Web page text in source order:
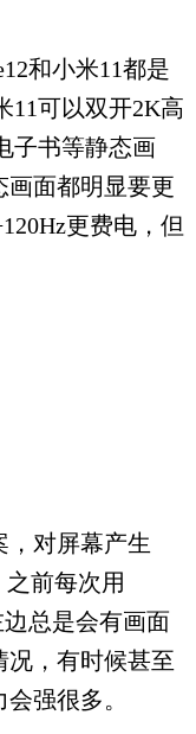
和小米11都是
11可以双开2K高
子书等静态画
画面都明显要更
更费电，但
对屏幕产生
前每次用
总是会有画面
况，有时候甚至
强很多。